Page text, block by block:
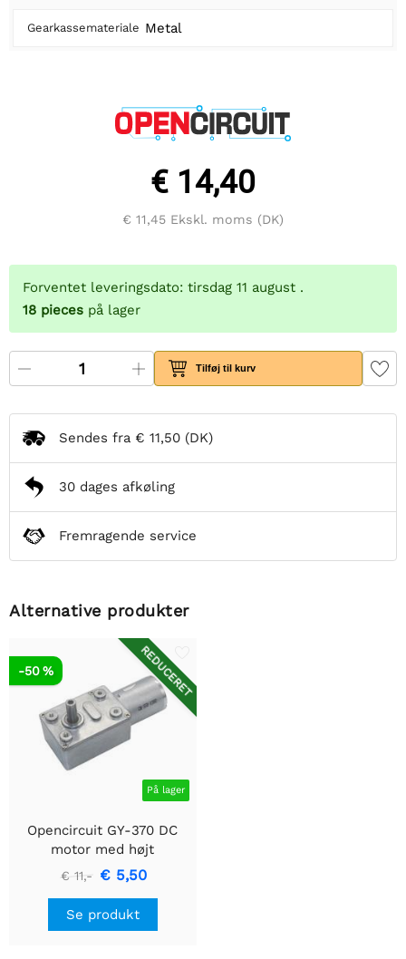
Gearkassemateriale Metal
€ 14,40
€ 11,45 Ekskl. moms (DK)
Forventet leveringsdato: tirsdag 11 august .
18 pieces på lager
Tilføj til kurv
Sendes fra € 11,50 (DK)
30 dages afkøling
Fremragende service
Alternative produkter
REDUCERET
På lager
-50 %
Opencircuit GY-370 DC
motor med højt
drejningsmoment - DC24V
30RPM - med firkantet
gearkasse
€ 11,- € 5,50
Se produkt